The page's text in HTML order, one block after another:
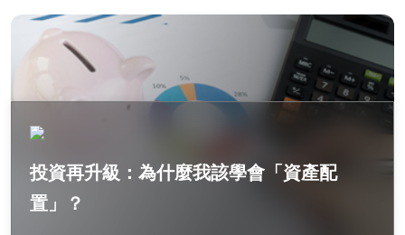
投資再升級：為什麼我該學會「資產配
置」？